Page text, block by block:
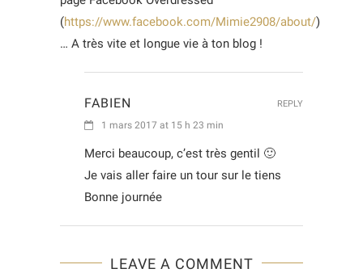
(https://www.facebook.com/Mimie2908/about/)
… A très vite et longue vie à ton blog !
FABIEN
1 mars 2017 at 15 h 23 min
Merci beaucoup, c’est très gentil 🙂
Je vais aller faire un tour sur le tiens
Bonne journée
REPLY
LEAVE A COMMENT